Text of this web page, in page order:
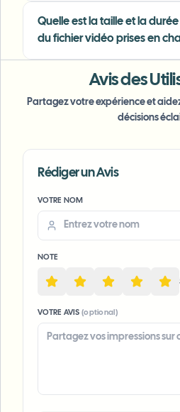
Quelle est la taille et la
du fichier vidéo prises en
Anon
Avis des
Partagez votre expérience et
décisions
Rédiger un Avis
VOTRE NOM
NOTE
VOTRE AVIS (optional)